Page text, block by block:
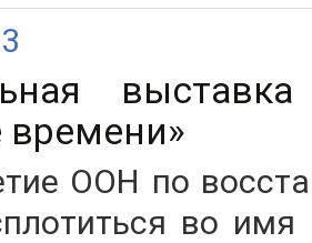
времени»
ООН по
во